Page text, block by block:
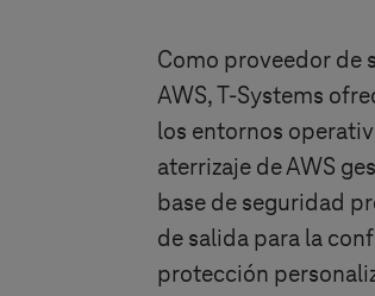
Como proveedor de
AWS,T-Systems
los entornos
aterrizaje de AWS
base de seguridad
de salida para la
protección